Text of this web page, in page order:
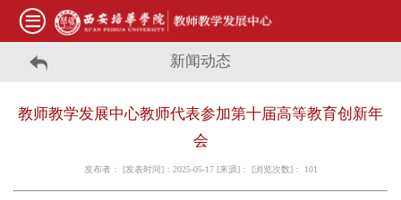
新闻动态
教师教学发展中心教师代表参加第十届高等教育创新年
会
发布者： [发表时间]：2025-05-17 [来源]： [浏览次数]： 101